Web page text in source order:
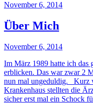
November 6, 2014
Über Mich
November 6, 2014
Im März 1989 hatte ich das
erblicken. Das war zwar 2
nun mal ungeduldig. Kurz
Krankenhaus stellten die
sicher erst mal ein Schock